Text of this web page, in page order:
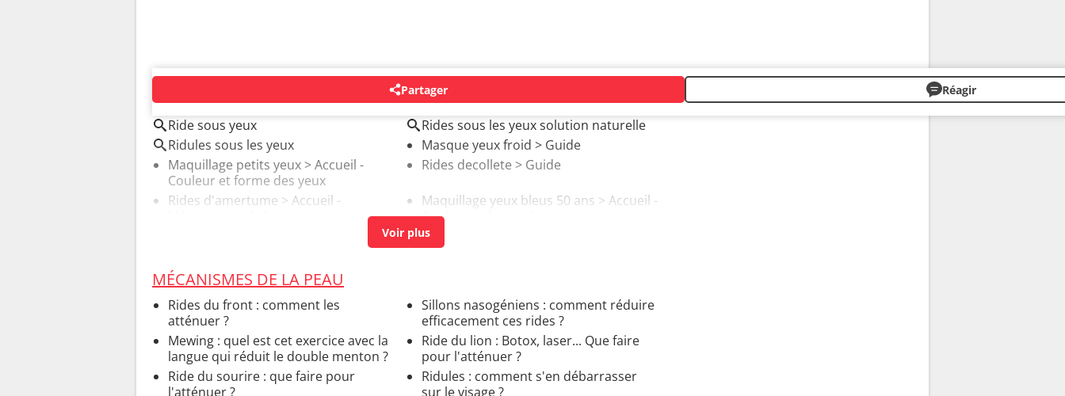
Partager Réagir
AUTOUR DU MÊME SUJET
Ride sous yeux
Rides sous les yeux solution naturelle
Ridules sous les yeux
Masque yeux froid > Guide
Maquillage petits yeux> Accueil -
Couleur et forme des yeux
Rides decollete > Guide
Rides d'amertume > Accueil -
Maquillage yeux bleus 50 ans > Accueil -
Couleur et forme des yeux
MÉCANISMES DE LA PEAU
Rides du front : comment les
atténuer ?
Sillons nasogéniens : comment réduire
efficacement ces rides ?
Mewing : quel est cet exercice avec la
langue qui réduit le double menton ?
Ride du lion : Botox, laser... Que faire
pour l'atténuer ?
Ride du sourire : que faire pour
l'atténuer ?
Ridules : comment s'en débarrasser
sur le visage ?